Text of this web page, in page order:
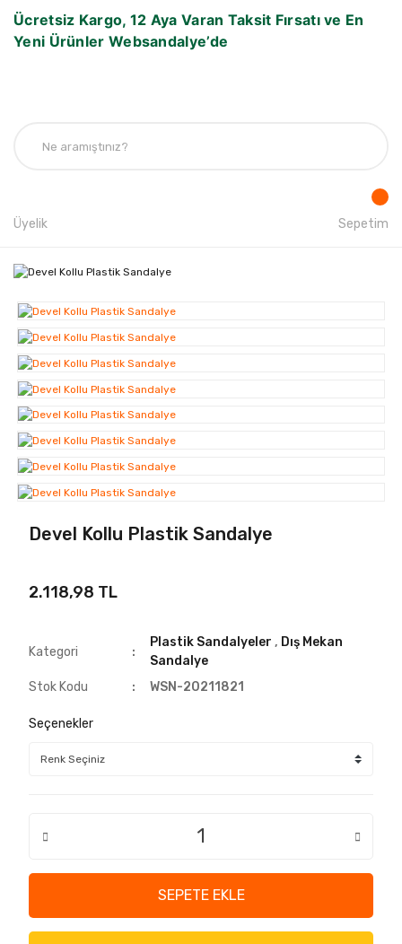
Ücretsiz Kargo, 12 Aya Varan Taksit Fırsatı ve En
Yeni Ürünler Websandalye’de
Üyelik Sepetim
Devel Kollu Plastik Sandalye
2.118,98 TL
Kategori
Plastik Sandalyeler , Dış Mekan
Sandalye
Stok Kodu
WSN-20211821
Seçenekler
SEPETE EKLE